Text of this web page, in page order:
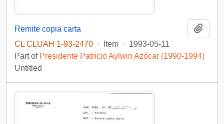
Remite copia carta
CL CLUAH 1-93-2470 · Item · 1993-05-11
Part of Presidente Patricio Aylwin Azócar (1990-1994)
Untitled